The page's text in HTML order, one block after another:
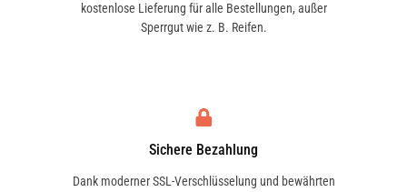
kostenlose Lieferung für alle Bestellungen, außer
Sperrgut wie z. B. Reifen.
Sichere Bezahlung
Dank moderner SSL-Verschlüsselung und bewährten